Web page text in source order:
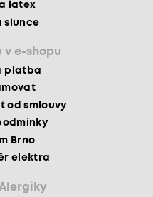
latex
slunce
v e-shopu
platba
od smlouvy
Brno
elektra